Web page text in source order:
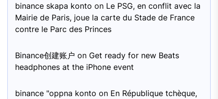
binance skapa konto on Le PSG, en conflit avec la
Mairie de Paris, joue la carte du Stade de France
contre le Parc des Princes
Binance创建账户 on Get ready for new Beats
headphones at the iPhone event
binance "oppna konto on En République tchèque,